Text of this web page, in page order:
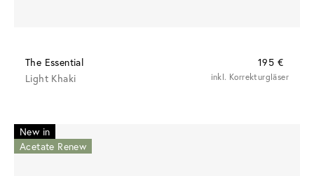
The Essential
195 €
Light Khaki
inkl. Korrekturgläser
New in
Acetate Renew